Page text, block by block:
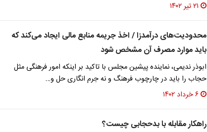
۲۱ تیر ۱۴۰۲
محدودیت‌های درآمد‌زا / اخذ جریمه منابع مالی ایجاد می‌کند که
باید موارد مصرف آن مشخص شود
ابوذر ندیمی، نماینده پیشین مجلس با تاکید بر اینکه امور فرهنگی مثل
حجاب را باید در چارچوب فرهنگ و نه جرم انگاری حل و…
۶ خرداد ۱۴۰۲
راهکار مقابله با بدحجابی چیست؟